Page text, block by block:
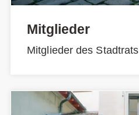
Mitglieder
Mitglieder des Stadtrats